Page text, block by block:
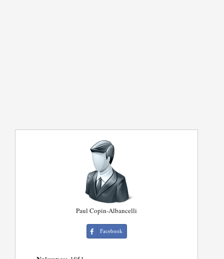
Paul Copin-Albancelli
Facebook